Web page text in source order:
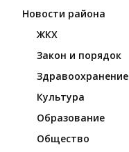
Новости района
ЖКХ
Закон и порядок
Здравоохранение
Культура
Образование
Общество